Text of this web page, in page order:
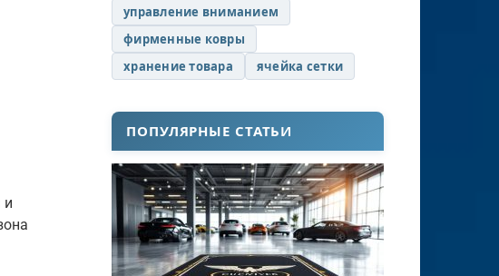
и
управление вниманием
фирменные ковры
хранение товара
ячейка сетки
ПОПУЛЯРНЫЕ СТАТЬИ